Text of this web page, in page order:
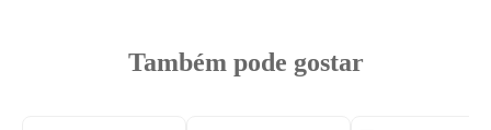
Também pode gostar